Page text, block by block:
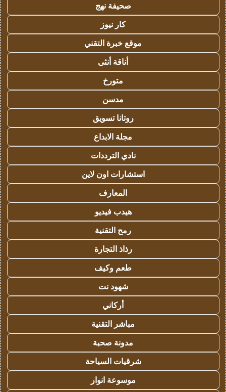
صحيفة نهج
كار نيوز
موقع خبرة التقني
أناقة أنثى
متورخ
مدسن
روتانا تسويق
مجلة الابداع
نادي الترددات
استشارات اون لاين
المعارف
هيدب فيديو
رمح التقنية
رذاذ التجارة
طعم وكيف
شهود نت
أركاني
مباشر التقنية
مدونة صحبة
شرقيات السياحة
موسوعة انوار